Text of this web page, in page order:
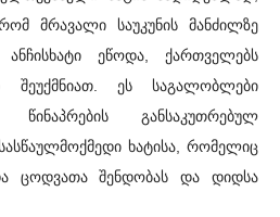
მრავალი საუკუნის მანძილზე
ანჩისხატი ეწოდა, ქართველებს
შეუქმნიათ. ეს საგალობლები
წინაპრების განსაკუთრებულ
ხატისა, რომელიც
ცოდვათა შენდობას და დიდსა